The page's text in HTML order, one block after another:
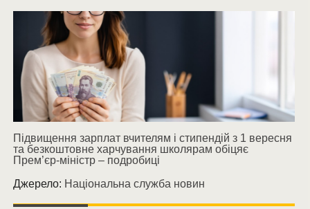
Підвищення зарплат вчителям і стипендій з 1 вересня
та безкоштовне харчування школярам обіцяє
Прем’єр-міністр – подробиці
Джерело: Національна служба новин